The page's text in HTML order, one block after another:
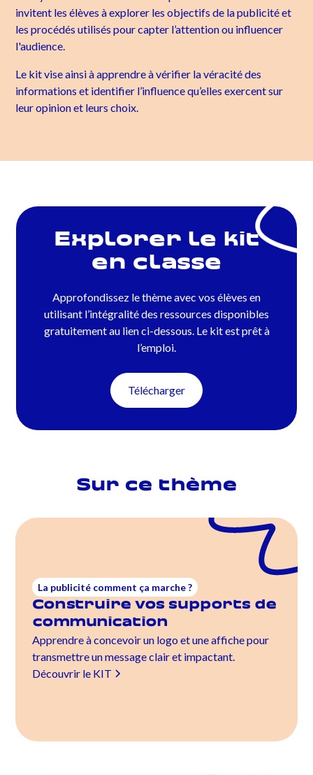
invitent les élèves à explorer les objectifs de la publicité et
les procédés utilisés pour capter l’attention ou influencer
l'audience.
Le kit vise ainsi à apprendre à vérifier la véracité des
informations et identifier l’influence qu’elles exercent sur
leur opinion et leurs choix.
Explorer le kit
en classe
Approfondissez le thème avec vos élèves en
utilisant l’intégralité des ressources disponibles
gratuitement au lien ci-dessous. Le kit est prêt à
l’emploi.
Télécharger
Sur ce thème
La publicité comment ça marche ?
Construire vos supports de
communication
Apprendre à concevoir un logo et une affiche pour
transmettre un message clair et impactant.
Découvrir le KIT